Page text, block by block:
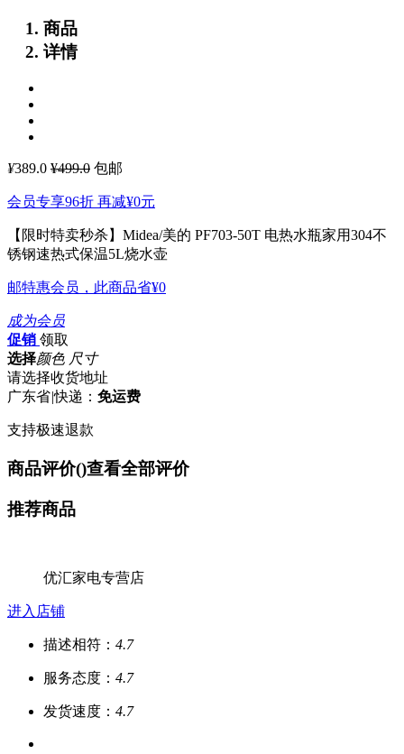
商品
详情
¥389.0 ¥499.0 包邮
会员专享96折 再减¥0元
【限时特卖秒杀】Midea/美的 PF703-50T 电热水瓶家用304不
锈钢速热式保温5L烧水壶
邮特惠会员，此商品省¥0
成为会员
促销 领取
选择颜色 尺寸
请选择收货地址
广东省|快递： 免运费
支持极速退款
商品评价()查看全部评价
推荐商品
优汇家电专营店
进入店铺
描述相符： 4.7
服务态度： 4.7
发货速度： 4.7